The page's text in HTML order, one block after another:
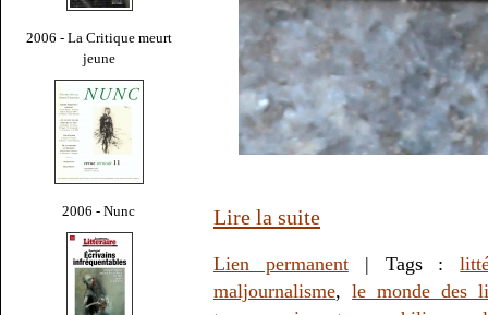
2006 - La Critique meurt
jeune
2006 - Nunc Lire la suite
Lien permanent| Tags :
maljournalisme,le monde des